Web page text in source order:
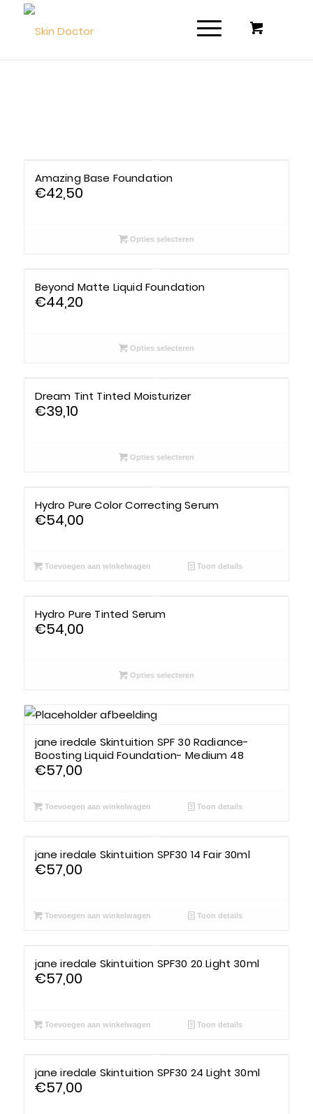
Filter assortiment
Accessoires
Luxuriuous Gift Sets
REF Stockholm
TALLOW + ASH
46
Resetten
Amazing Base Foundation
€42,50
Opties selecteren
Beyond Matte Liquid Foundation
€44,20
Opties selecteren
Dream Tint Tinted Moisturizer
€39,10
Opties selecteren
Hydro Pure Color Correcting Serum
€54,00
Toevoegen aan winkelwagen Toon details
Hydro Pure Tinted Serum
€54,00
Opties selecteren
jane iredale Skintuition SPF 30 Radiance-
Boosting Liquid Foundation- Medium 48
€57,00
Toevoegen aan winkelwagen Toon details
jane iredale Skintuition SPF30 14 Fair 30ml
€57,00
Toevoegen aan winkelwagen Toon details
jane iredale Skintuition SPF30 20 Light 30ml
€57,00
Toevoegen aan winkelwagen Toon details
jane iredale Skintuition SPF30 24 Light 30ml
€57,00